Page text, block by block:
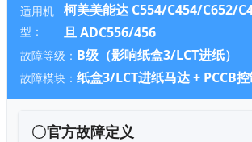
适用机
型：
柯美美能达 C554/C454/C652/
旦 ADC556/456
故障等级： B级（影响纸盒3/LCT进纸）
故障模块： 纸盒3/LCT进纸马达 + PCCB
官方故障定义